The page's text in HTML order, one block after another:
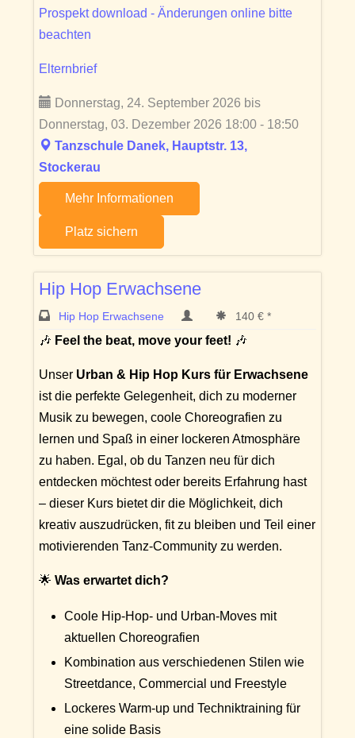
Prospekt download - Änderungen online bitte
beachten
Elternbrief
Donnerstag, 24. September 2026 bis
Donnerstag, 03. Dezember 2026 18:00 - 18:50
Tanzschule Danek, Hauptstr. 13,
Stockerau
Mehr Informationen
Platz sichern
Hip Hop Erwachsene
Hip Hop Erwachsene 140 € *
🎶 Feel the beat, move your feet! 🎶
Unser Urban & Hip Hop Kurs für Erwachsene
ist die perfekte Gelegenheit, dich zu moderner
Musik zu bewegen, coole Choreografien zu
lernen und Spaß in einer lockeren Atmosphäre
zu haben. Egal, ob du Tanzen neu für dich
entdecken möchtest oder bereits Erfahrung hast
– dieser Kurs bietet dir die Möglichkeit, dich
kreativ auszudrücken, fit zu bleiben und Teil einer
motivierenden Tanz-Community zu werden.
🌟 Was erwartet dich?
Coole Hip-Hop- und Urban-Moves mit
aktuellen Choreografien
Kombination aus verschiedenen Stilen wie
Streetdance, Commercial und Freestyle
Lockeres Warm-up und Techniktraining für
eine solide Basis